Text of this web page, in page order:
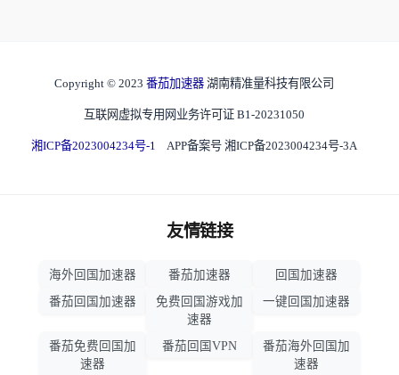
Copyright © 2023 番茄加速器 湖南精准量科技有限公司
互联网虚拟专用网业务许可证 B1-20231050
湘ICP备2023004234号-1 APP备案号 湘ICP备2023004234号-3A
友情链接
海外回国加速器 番茄加速器
回国加速器
番茄回国加速器
免费回国游戏加
速器
一键回国加速器
番茄免费回国加
速器
番茄回国VPN
番茄海外回国加
速器